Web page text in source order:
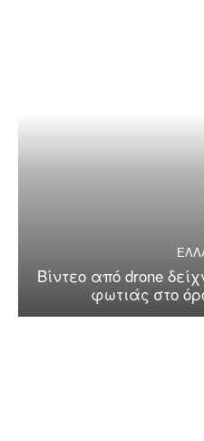
Βίντεο από drone
φωτιάς στο